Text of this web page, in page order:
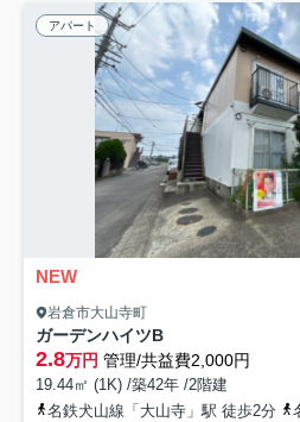
アパート
NEW
岩倉市大山寺町
ガーデンハイツB
2.8万円 管理/共益費2,000円
19.44㎡ (1K) /築42年 /2階建
名鉄犬山線「大山寺」駅 徒歩2分